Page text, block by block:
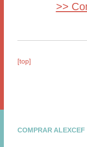
>>
[top]
COMPRAR